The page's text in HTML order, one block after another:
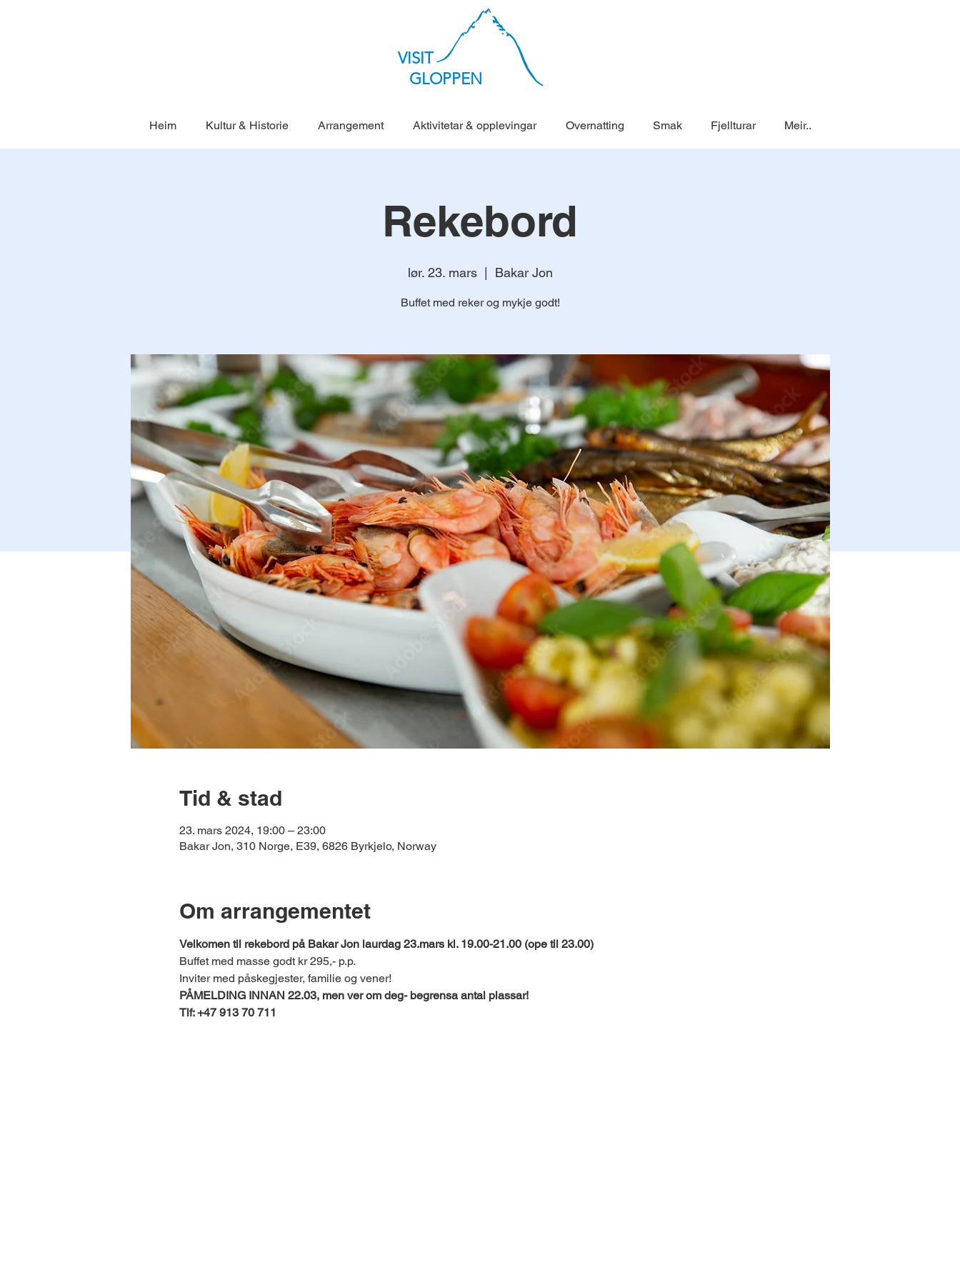
VISIT
GLOPPEN
Heim Kultur & Historie Arrangement Aktivitetar & opplevingar Overnatting Smak Fjellturar Meir..
Rekebord
lør. 23. mars
  |
Bakar Jon
Buffet med reker og mykje godt!
Tid & stad
23. mars 2024, 19:00 – 23:00
Bakar Jon, 310 Norge, E39, 6826 Byrkjelo, Norway
Om arrangementet
Velkomen til rekebord på Bakar Jon laurdag 23.mars kl. 19.00-21.00 (ope til 23.00)
Buffet med masse godt kr 295,- p.p.
Inviter med påskegjester, familie og vener!
PÅMELDING INNAN 22.03, men ver om deg- begrensa antal plassar!
Tlf: +47 913 70 711